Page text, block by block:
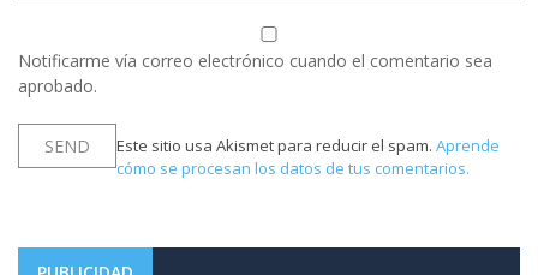
Notificarme vía correo electrónico cuando el comentario sea
aprobado.
Este sitio usa Akismet para reducir el spam. Aprende
cómo se procesan los datos de tus comentarios.